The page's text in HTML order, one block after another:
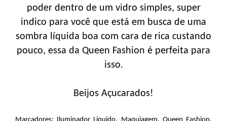
poder dentro de um vidro simples, super
indico para você que está em busca de uma
sombra líquida boa com cara de rica custando
pouco, essa da Queen Fashion é perfeita para
isso.
Beijos Açucarados!